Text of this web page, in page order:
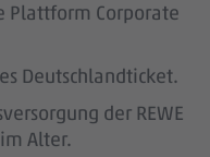
Plattform Corporate
Deutschlandticket.
der REWE
Alter.